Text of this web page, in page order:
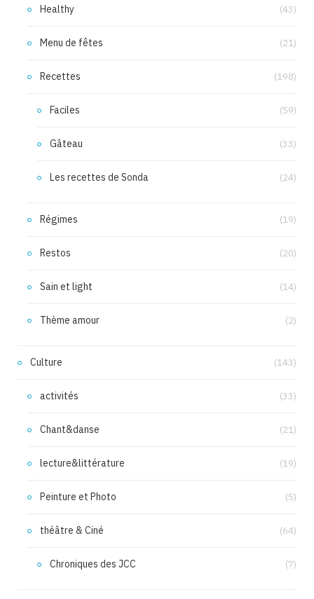
Healthy (43)
Menu de fêtes (21)
Recettes (198)
Faciles (59)
Gâteau (33)
Les recettes de Sonda (24)
Régimes (19)
Restos (20)
Sain et light (14)
Thème amour (2)
Culture (143)
activités (33)
Chant&danse (21)
lecture&littérature (19)
Peinture et Photo (5)
théâtre & Ciné (64)
Chroniques des JCC (7)